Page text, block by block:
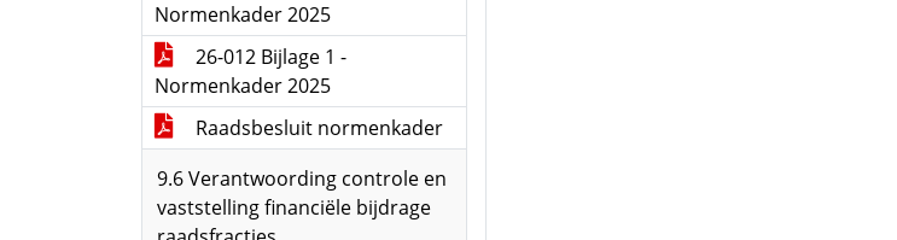
Normenkader 2025
26-012 Bijlage 1 -
Normenkader 2025
Raadsbesluit normenkader
9.6 Verantwoording controle en
vaststelling financiële bijdrage